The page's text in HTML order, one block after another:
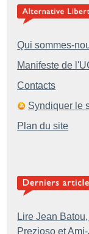
Qui sommes-
Manifeste de
Contacts
Syndiquer le
Plan du site
Lire Jean
Prezioso et